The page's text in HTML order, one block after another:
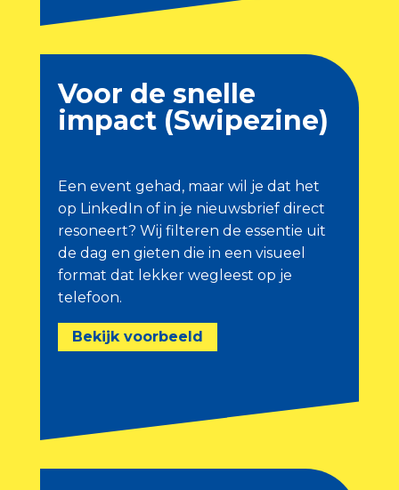
Voor de snelle
impact (Swipezine)
Een event gehad, maar wil je dat het
op LinkedIn of in je nieuwsbrief direct
resoneert? Wij filteren de essentie uit
de dag en gieten die in een visueel
format dat lekker wegleest op je
telefoon.
Bekijk voorbeeld